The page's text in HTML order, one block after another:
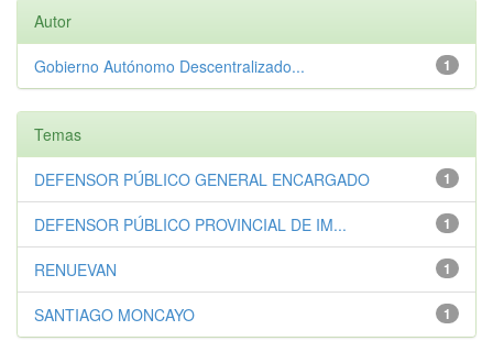
Autor
1
Gobierno Autónomo Descentralizado...
Temas
1
DEFENSOR PÚBLICO GENERAL ENCARGADO
1
DEFENSOR PÚBLICO PROVINCIAL DE IM...
1
RENUEVAN
1
SANTIAGO MONCAYO